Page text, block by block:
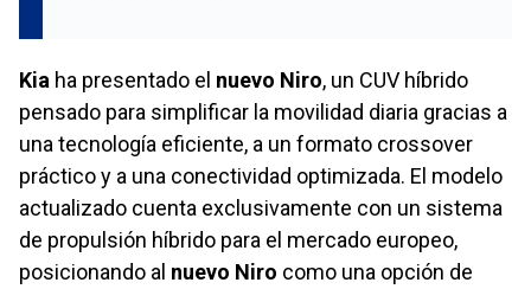
Kia ha presentado el nuevo Niro, un CUV híbrido
pensado para simplificar la movilidad diaria gracias a
una tecnología eficiente, a un formato crossover
práctico y a una conectividad optimizada. El modelo
actualizado cuenta exclusivamente con un sistema
de propulsión híbrido para el mercado europeo,
posicionando al nuevo Niro como una opción de